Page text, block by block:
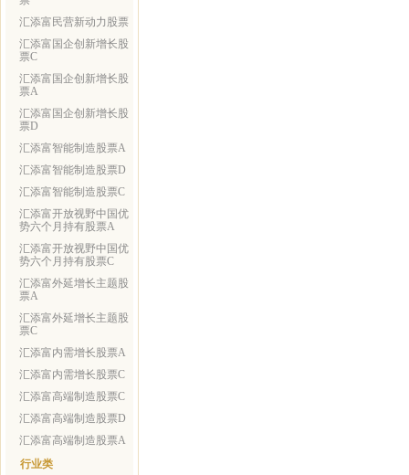
汇添富民营新动力股票
汇添富国企创新增长股
票C
汇添富国企创新增长股
票A
汇添富国企创新增长股
票D
汇添富智能制造股票A
汇添富智能制造股票D
汇添富智能制造股票C
汇添富开放视野中国优
势六个月持有股票A
汇添富开放视野中国优
势六个月持有股票C
汇添富外延增长主题股
票A
汇添富外延增长主题股
票C
汇添富内需增长股票A
汇添富内需增长股票C
汇添富高端制造股票C
汇添富高端制造股票D
汇添富高端制造股票A
行业类